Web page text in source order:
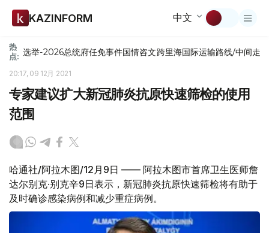
KAZINFORM 中文
热
点: 选举-2026总统府任免事件国情咨文跨里海国际运输路线/中间走廊
20:17, 09 12月 2021
专家建议扩大新冠肺炎抗原快速筛检的使用
范围
哈通社/阿拉木图/12月9日 —— 阿拉木图市首席卫生医师詹
达尔别克·别克辛9日表示，新冠肺炎抗原快速筛检将有助于
及时确诊感染病例和减少重症病例。